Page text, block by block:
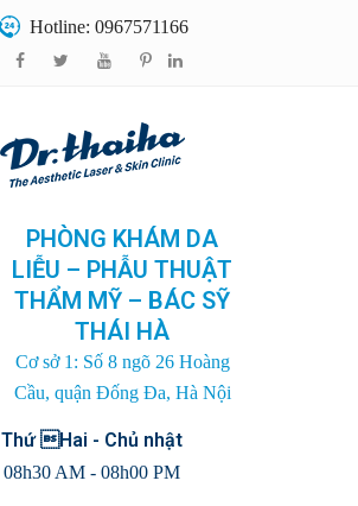
Hotline: 0967571166
PHÒNG KHÁM DA
LIỄU – PHẪU THUẬT
THẨM MỸ – BÁC SỸ
THÁI HÀ
Cơ sở 1: Số 8 ngõ 26 Hoàng
Cầu, quận Đống Đa, Hà Nội
Thứ Hai - Chủ nhật
08h30 AM - 08h00 PM